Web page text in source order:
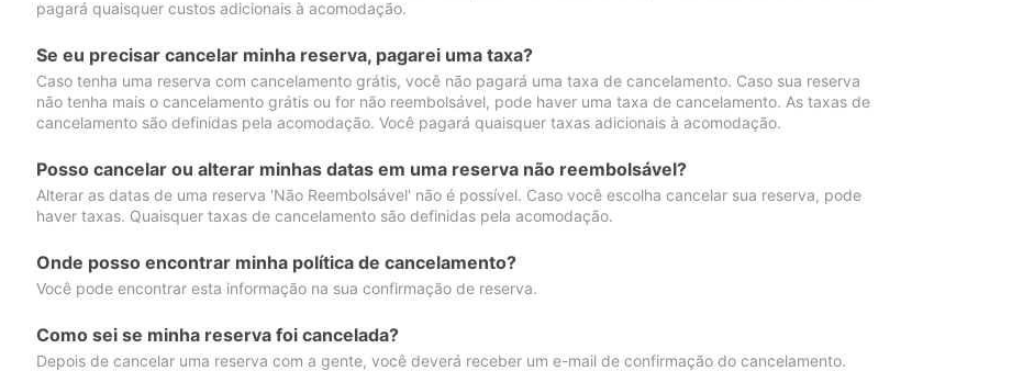
pagará quaisquer custos adicionais à acomodação.
Se eu precisar cancelar minha reserva, pagarei uma taxa?
Caso tenha uma reserva com cancelamento grátis, você não pagará uma taxa de cancelamento. Caso sua reserva
não tenha mais o cancelamento grátis ou for não reembolsável, pode haver uma taxa de cancelamento. As taxas de
cancelamento são definidas pela acomodação. Você pagará quaisquer taxas adicionais à acomodação.
Posso cancelar ou alterar minhas datas em uma reserva não reembolsável?
Alterar as datas de uma reserva 'Não Reembolsável' não é possível. Caso você escolha cancelar sua reserva, pode
haver taxas. Quaisquer taxas de cancelamento são definidas pela acomodação.
Onde posso encontrar minha política de cancelamento?
Você pode encontrar esta informação na sua confirmação de reserva.
Como sei se minha reserva foi cancelada?
Depois de cancelar uma reserva com a gente, você deverá receber um e-mail de confirmação do cancelamento.